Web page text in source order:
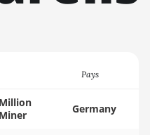
Pays
Million
Miner
Germany